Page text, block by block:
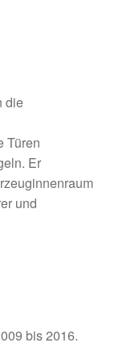
die
Türen
Er
und
bis 2016.